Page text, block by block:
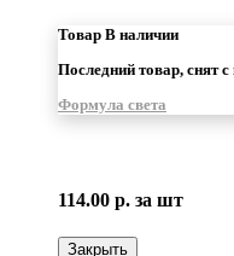
Товар В наличии
Последний товар, снят с
Формула света
114.00 р. за шт
Закрыть